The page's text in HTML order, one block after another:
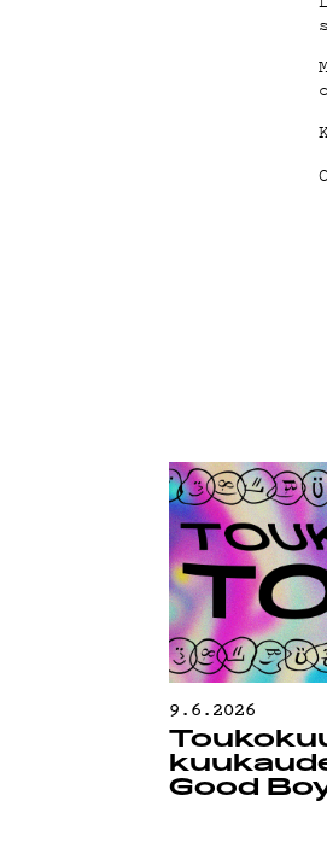
9.6.2026
Good